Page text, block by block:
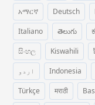
አማርኛ
Deutsch
Italiano
తెలుగు
සිංහල
Kiswahili
اردو
Indonesia
Türkçe
मराठी